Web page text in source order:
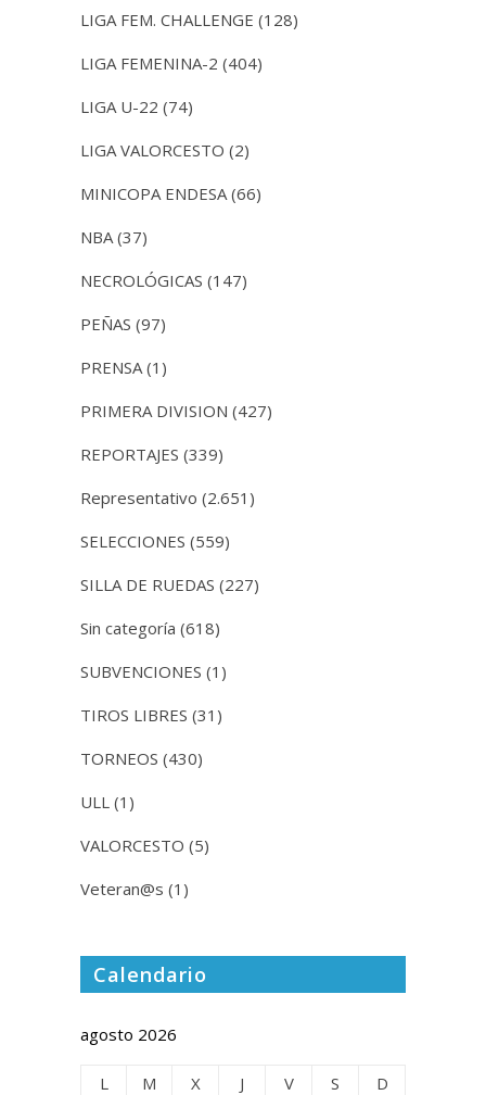
LIGA FEM. CHALLENGE (128)
LIGA FEMENINA-2 (404)
LIGA U-22 (74)
LIGA VALORCESTO (2)
MINICOPA ENDESA (66)
NBA (37)
NECROLÓGICAS (147)
PEÑAS (97)
PRENSA (1)
PRIMERA DIVISION (427)
REPORTAJES (339)
Representativo (2.651)
SELECCIONES (559)
SILLA DE RUEDAS (227)
Sin categoría (618)
SUBVENCIONES (1)
TIROS LIBRES (31)
TORNEOS (430)
ULL (1)
VALORCESTO (5)
Veteran@s (1)
Calendario
agosto 2026
L M X J V S
D